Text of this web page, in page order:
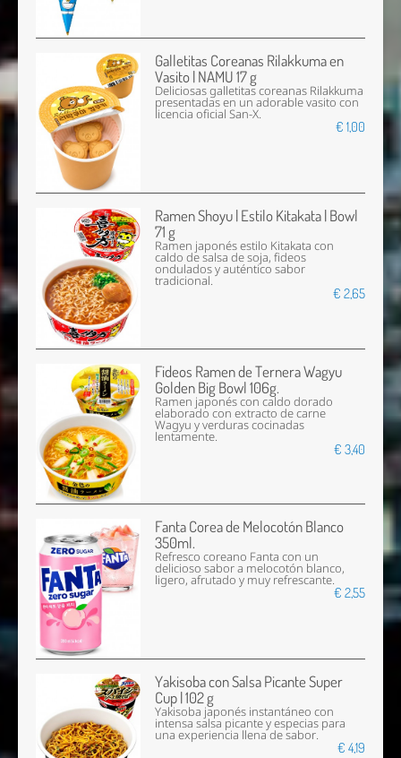
Galletitas Coreanas Rilakkuma en
Vasito | NAMU 17 g
Deliciosas galletitas coreanas Rilakkuma
presentadas en un adorable vasito con
licencia oficial San-X.
€ 1,00
Ramen Shoyu | Estilo Kitakata | Bowl
71 g
Ramen japonés estilo Kitakata con
caldo de salsa de soja, fideos
ondulados y auténtico sabor
tradicional.
€ 2,65
Fideos Ramen de Ternera Wagyu
Golden Big Bowl 106g.
Ramen japonés con caldo dorado
elaborado con extracto de carne
Wagyu y verduras cocinadas
lentamente.
€ 3,40
Fanta Corea de Melocotón Blanco
350ml.
Refresco coreano Fanta con un
delicioso sabor a melocotón blanco,
ligero, afrutado y muy refrescante.
€ 2,55
Yakisoba con Salsa Picante Super
Cup | 102 g
Yakisoba japonés instantáneo con
intensa salsa picante y especias para
una experiencia llena de sabor.
€ 4,19